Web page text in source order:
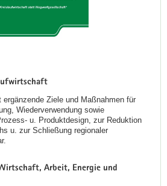
Ziele und Maßnahmen für
Wiederverwendung sowie
u. Produktdesign, zur Reduktion
u. zur Schließung regionaler
Arbeit, Energie und